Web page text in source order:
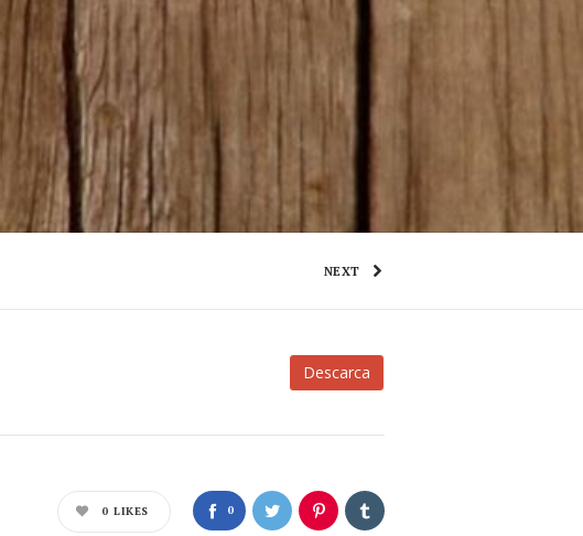
NEXT
Descarca
0
0 LIKES